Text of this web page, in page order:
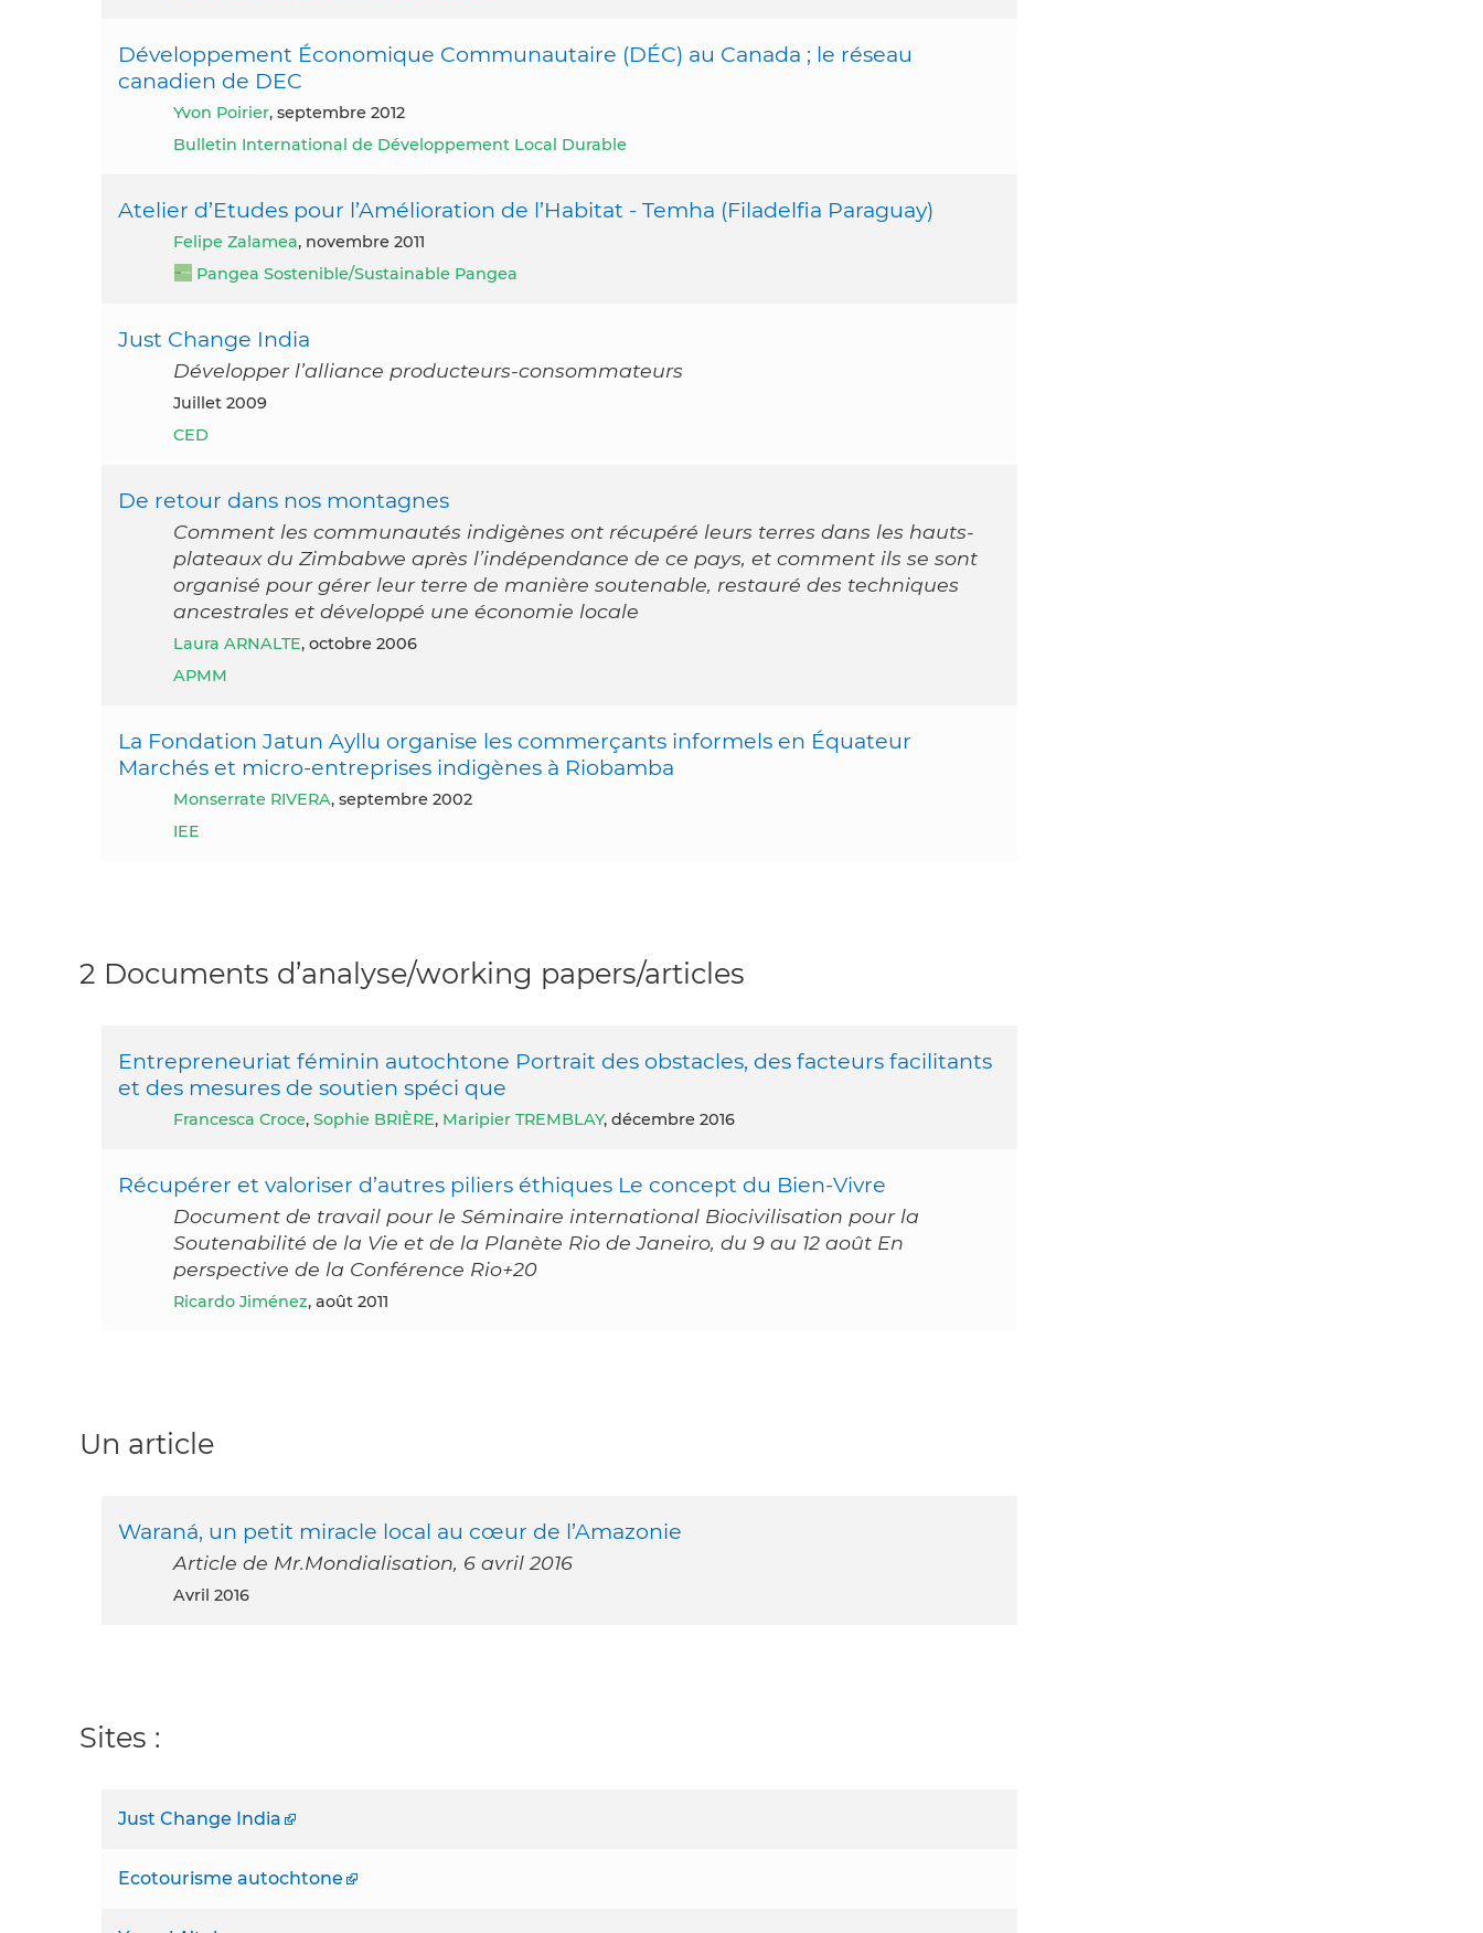
Développement Économique Communautaire (DÉC) au Canada ; le réseau
canadien de DEC
Yvon Poirier, septembre 2012
Bulletin International de Développement Local Durable
Atelier d’Etudes pour l’Amélioration de l’Habitat - Temha (Filadelfia Paraguay)
Felipe Zalamea, novembre 2011
Pangea Sostenible/Sustainable Pangea
Just Change India
Développer l’alliance producteurs-consommateurs
juillet 2009
CED
De retour dans nos montagnes
Comment les communautés indigènes ont récupéré leurs terres dans les hauts-
plateaux du Zimbabwe après l’indépendance de ce pays, et comment ils se sont
organisé pour gérer leur terre de manière soutenable, restauré des techniques
ancestrales et développé une économie locale
Laura ARNALTE, octobre 2006
APMM
La Fondation Jatun Ayllu organise les commerçants informels en Équateur
Marchés et micro-entreprises indigènes à Riobamba
Monserrate RIVERA, septembre 2002
IEE
2 Documents d’analyse/working papers/articles
Entrepreneuriat féminin autochtone Portrait des obstacles, des facteurs facilitants
et des mesures de soutien spéci que
Francesca Croce, Sophie BRIÈRE, Maripier TREMBLAY, décembre 2016
Récupérer et valoriser d’autres piliers éthiques Le concept du Bien-Vivre
Document de travail pour le Séminaire international Biocivilisation pour la
Soutenabilité de la Vie et de la Planète Rio de Janeiro, du 9 au 12 août En
perspective de la Conférence Rio+20
Ricardo Jiménez, août 2011
Un article
Waraná, un petit miracle local au cœur de l’Amazonie
Article de Mr.Mondialisation, 6 avril 2016
avril 2016
Sites :
Just Change India
Ecotourisme autochtone